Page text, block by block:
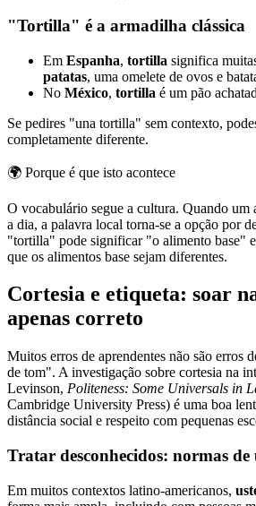
"Tortilla" é a armadilha clássica
Em Espanha, tortilla significa
patatas, uma omelete de ovos e
No México, tortilla é um pão
Se pedires "una tortilla" sem contexto,
completamente diferente.
🌍 Porque é que isto acontece
O vocabulário segue a cultura. Quando um
a dia, a palavra local torna-se a opção por
"tortilla" pode significar "o alimento base"
que os alimentos base sejam diferentes.
Cortesia e etiqueta: soar
apenas correto
Muitos erros de aprendentes não são erros
de tom". A investigação sobre cortesia na
Levinson, Politeness: Some Universals in
Cambridge University Press) é uma boa
distância social e respeito com pequenas
Tratar desconhecidos: normas de
Em muitos contextos latino-americanos,